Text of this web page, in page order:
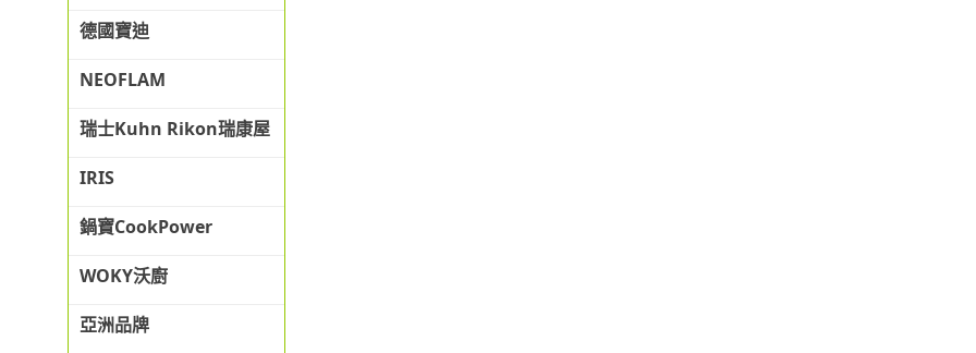
德國寶迪
NEOFLAM
瑞士Kuhn Rikon瑞康屋
IRIS
鍋寶CookPower
WOKY沃廚
亞洲品牌